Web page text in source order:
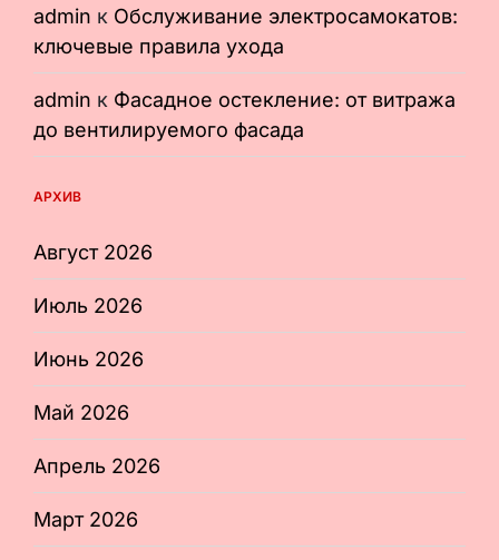
admin к Обслуживание электросамокатов:
ключевые правила ухода
admin к Фасадное остекление: от витража
до вентилируемого фасада
АРХИВ
Август 2026
Июль 2026
Июнь 2026
Май 2026
Апрель 2026
Март 2026